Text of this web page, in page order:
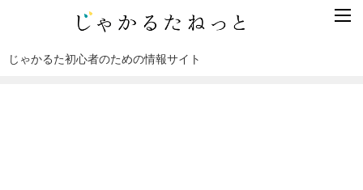
じゃかるた初心者のための情報サイト